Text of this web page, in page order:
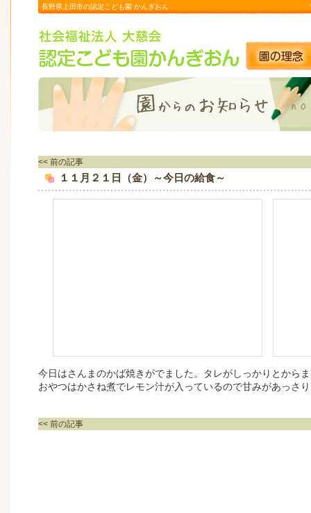
長野県上田市の認定こども園 かんぎおん
<< 前の記事
１１月２１日（金）～今日の給食～
今日はさんまのかば焼きがでました。タレがしっかりとから
おやつはかさね煮でレモン汁が入っているので甘みがあっさ
<< 前の記事